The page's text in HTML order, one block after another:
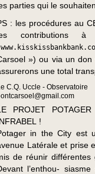
parties qui le
: les procédures au
contributions
») ou via un
une total
C.Q. Uccle - Observatoire
PROJET
!
in the City est
Latérale et prise
de réunir différentes
l’enthou-